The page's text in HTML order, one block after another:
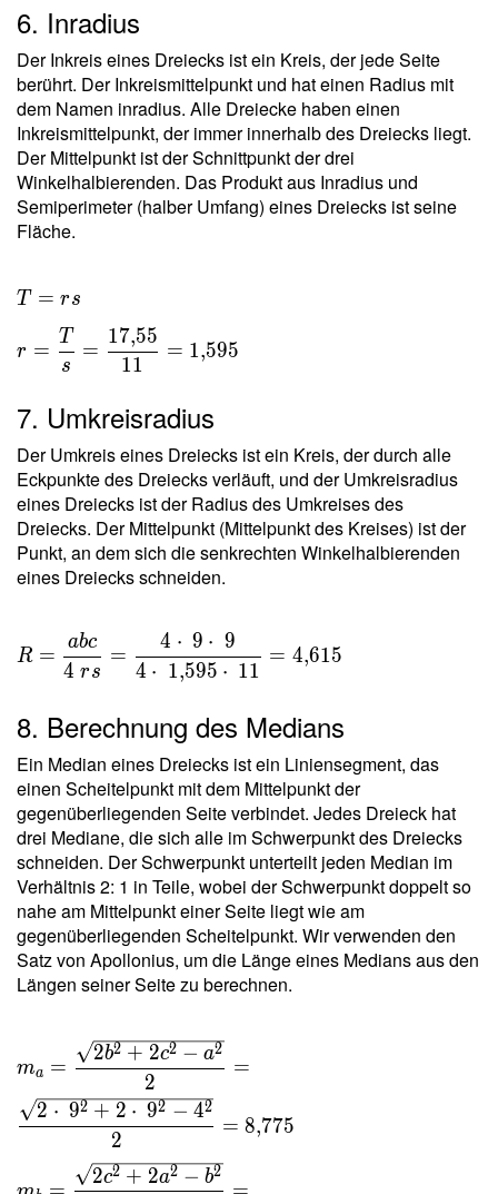
6. Inradius
Der Inkreis eines Dreiecks ist ein Kreis, der jede Seite
berührt. Der Inkreismittelpunkt und hat einen Radius mit
dem Namen inradius. Alle Dreiecke haben einen
Inkreismittelpunkt, der immer innerhalb des Dreiecks liegt.
Der Mittelpunkt ist der Schnittpunkt der drei
Winkelhalbierenden. Das Produkt aus Inradius und
Semiperimeter (halber Umfang) eines Dreiecks ist seine
Fläche.
T = rs
\ \\ r
=
\dfrac{
} =
\dfrac{
17{,}55
}{ 11 }
=
1{,}595
T = rs
r =
s
T
=
11
17,55
= 1,595
7. Umkreisradius
Der Umkreis eines Dreiecks ist ein Kreis, der durch alle
Eckpunkte des Dreiecks verläuft, und der Umkreisradius
eines Dreiecks ist der Radius des Umkreises des
Dreiecks. Der Mittelpunkt (Mittelpunkt des Kreises) ist der
Punkt, an dem sich die senkrechten Winkelhalbierenden
eines Dreiecks schneiden.
R =
\dfrac{
4 \ r s }
\dfrac{
4 \cdot
\ 9
\cdot \
9 }{ 4
\cdot \
1{,}595
\cdot \
11 } =
4{,}615
R =
4 rs
abc
=
4 ⋅ 1,595 ⋅ 11
4 ⋅ 9 ⋅ 9
= 4,615
8. Berechnung des Medians
Ein Median eines Dreiecks ist ein Liniensegment, das
einen Scheitelpunkt mit dem Mittelpunkt der
gegenüberliegenden Seite verbindet. Jedes Dreieck hat
drei Mediane, die sich alle im Schwerpunkt des Dreiecks
schneiden. Der Schwerpunkt unterteilt jeden Median im
Verhältnis 2: 1 in Teile, wobei der Schwerpunkt doppelt so
nahe am Mittelpunkt einer Seite liegt wie am
gegenüberliegenden Scheitelpunkt. Wir verwenden den
Satz von Apollonius, um die Länge eines Medians aus den
Längen seiner Seite zu berechnen.
m_a =
\dfrac{
\sqrt{
2b^2+2c^2
- a^2 } }{ 2
ma =
2
2b2 + 2c2 − a2
=
2
2 ⋅ 92 + 2 ⋅ 92 − 42
= 8,775
2c2 + 2a2 − b2